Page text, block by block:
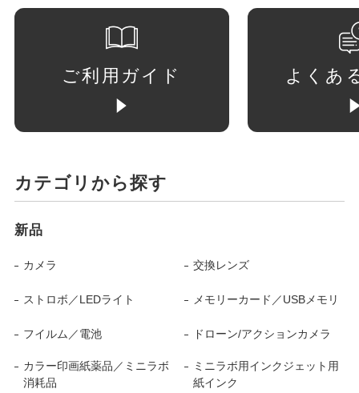
ご利用ガイド よくあ
カテゴリから探す
新品
カメラ 交換レンズ
ストロボ／LEDライト メモリーカード／USBメモリ
フイルム／電池 ドローン/アクションカメラ
カラー印画紙薬品／ミニラボ
消耗品
ミニラボ用インクジェット用
紙インク